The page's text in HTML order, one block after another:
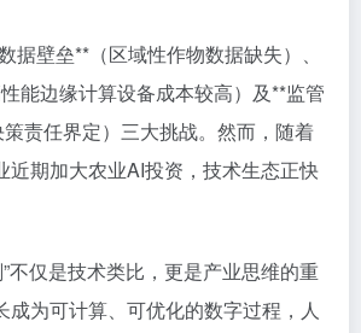
据壁垒**（区域性作物数据缺失）、
能边缘计算设备成本较高）及**监管
责任界定）三大挑战。然而，随着
近期加大农业AI投资，技术生态正快
不仅是技术类比，更是产业思维的重
为可计算、可优化的数字过程，人